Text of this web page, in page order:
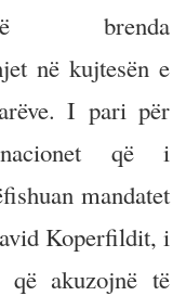
brenda
në kujtesën e
I pari për
që i
mandatet
Koperfildit, i
që akuzojnë të